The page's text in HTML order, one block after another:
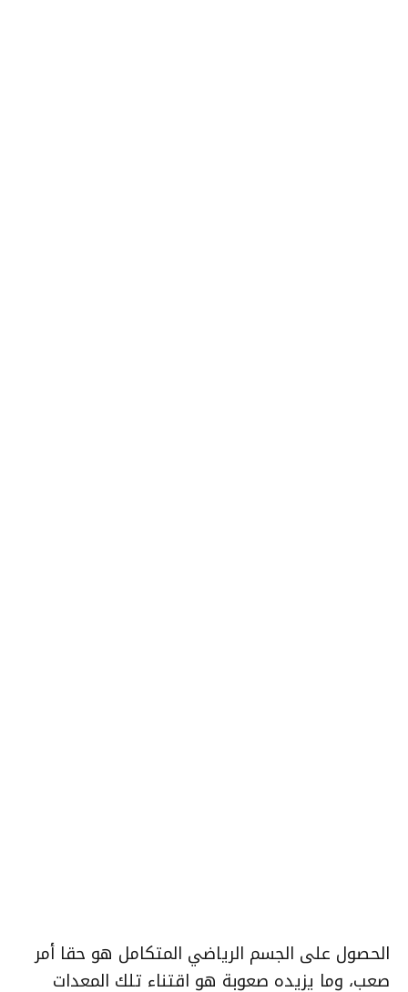
الحصول على الجسم الرياضي المتكامل هو حقا أمر
صعب، وما يزيده صعوبة هو اقتناء تلك المعدات